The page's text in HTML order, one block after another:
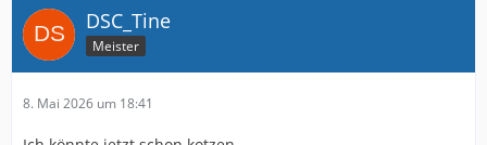
DSC_Tine
Meister
8. Mai 2026 um 18:41